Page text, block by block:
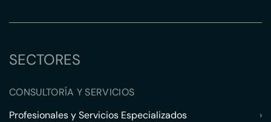
SECTORES
CONSULTORÍA Y SERVICIOS
Profesionales y Servicios Especializados
›